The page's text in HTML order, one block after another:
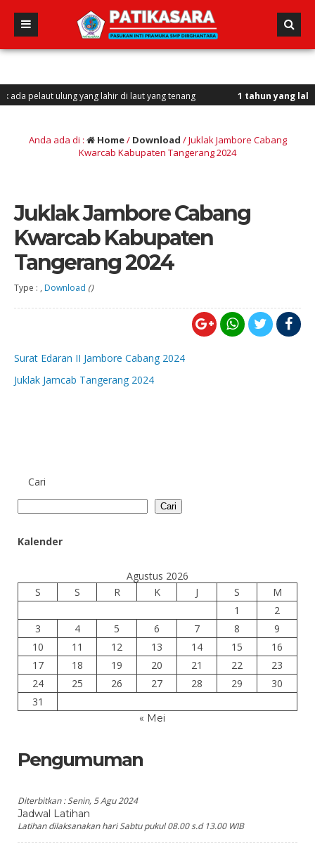
ulung yang lahir di laut yang tenang 1 tahun yang lalu/ Vini,
Anda ada di : Home/ Download /Juklak Jambore Cabang
Kwarcab Kabupaten Tangerang 2024
Juklak Jambore Cabang
Kwarcab Kabupaten
Tangerang 2024
Type : , Download ()
Surat Edaran II Jambore Cabang 2024
Juklak Jamcab Tangerang 2024
Cari
Cari
Kalender
Agustus 2026
S
S R K J S
M
1
2
3
4 5 6 7 8
9
10
11 12 13 14 15
16
17
18 19 20 21 22
23
24
25 26 27 28 29
30
31
« Mei
Pengumuman
Diterbitkan :Senin, 5 Agu 2024
Jadwal Latihan
Latihan dilaksanakan hari Sabtu pukul 08.00 s.d 13.00 WIB